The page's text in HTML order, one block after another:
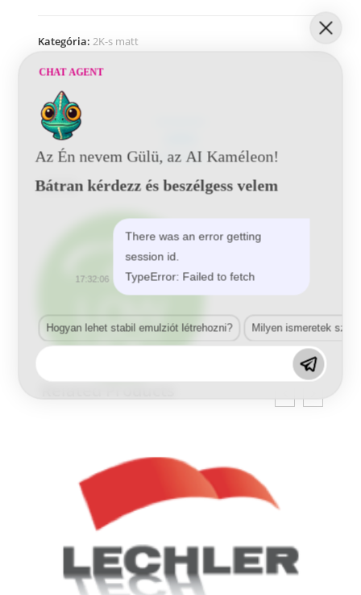
Kategória: 2K-s matt
Leírás
CHAT AGENT
Az Én nevem Gülü, az AI Kaméleon!
Bátran kérdezz és beszélgess velem
There was an error getting
session id.
TypeError: Failed to fetch
17:32:06
Hogyan lehet stabil emulziót létrehozni? Milyen ismeretek